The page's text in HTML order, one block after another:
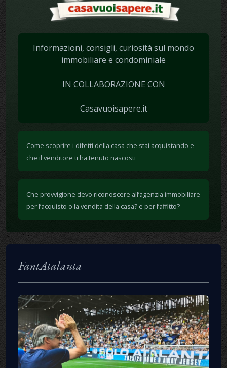
Informazioni, consigli, curiosità sul mondo
immobiliare e condominiale
IN COLLABORAZIONE CON
Casavuoisapere.it
Come scoprire i difetti della casa che stai acquistando e
che il venditore ti ha tenuto nascosti
Che provvigione devo riconoscere all’agenzia immobiliare
per l’acquisto o la vendita della casa? e per l’affitto?
FantAtalanta